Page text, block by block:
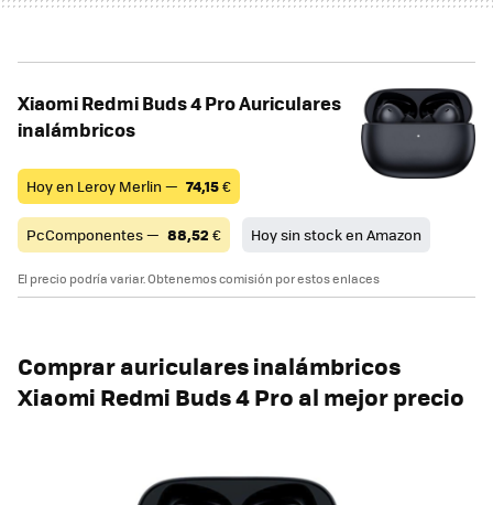
Xiaomi Redmi Buds 4 Pro Auriculares
inalámbricos
Hoy en Leroy Merlin — 74,15€
PcComponentes — 88,52 € Hoy sin stock en Amazon
El precio podría variar. Obtenemos comisión por estos enlaces
Comprar auriculares inalámbricos
Xiaomi Redmi Buds 4 Pro al mejor precio